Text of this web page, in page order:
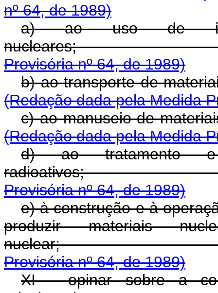
nº 64, de 1989)
a) ao uso de
Provisória nº 64, de 1989)
b) ao transporte
(Redação dada pela Medida
c) ao manuseio
(Redação dada pela Medida
d) ao tratamento
Provisória nº 64, de 1989)
e) à construção e à
produzir materiais
Provisória nº 64, de 1989)
XI - opinar sobre a